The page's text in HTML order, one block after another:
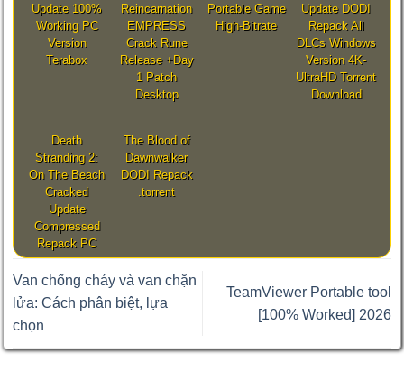
Update 100%
Working PC
Version
Terabox
Reincarnation
EMPRESS
Crack Rune
Release +Day
1 Patch
Desktop
Portable Game
High-Bitrate
Update DODI
Repack All
DLCs Windows
Version 4K-
UltraHD Torrent
Download
Death
Stranding 2:
On The Beach
Cracked
Update
Compressed
Repack PC
The Blood of
Dawnwalker
DODI Repack
.torrent
Van chống cháy và van chặn
lửa: Cách phân biệt, lựa
chọn
TeamViewer Portable tool
[100% Worked] 2026